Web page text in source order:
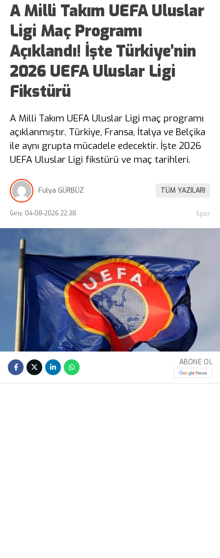
A Milli Takım UEFA Uluslar
Ligi Maç Programı
Açıklandı! İşte Türkiye’nin
2026 UEFA Uluslar Ligi
Fikstürü
A Milli Takım UEFA Uluslar Ligi maç programı
açıklanmıştır. Türkiye, Fransa, İtalya ve Belçika
ile aynı grupta mücadele edecektir. İşte 2026
UEFA Uluslar Ligi fikstürü ve maç tarihleri.
Fulya GÜRBÜZ TÜM YAZILARI
Giriş: 04-08-2026 22:38 Spor
ABONE OL